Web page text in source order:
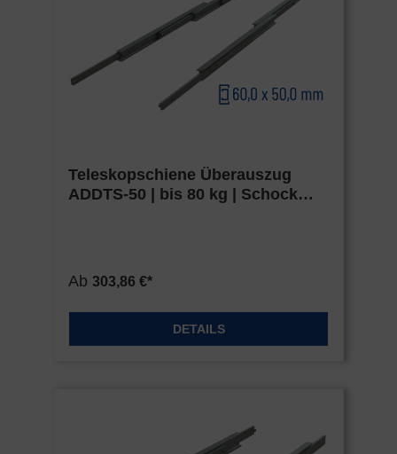
Teleskopschiene Überauszug
ADDTS-50 | bis 80 kg | Schock
Ab 303,86 €*
DETAILS